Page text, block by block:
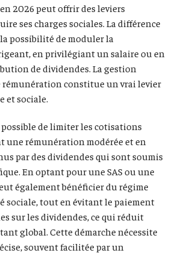
2026 peut offrir des leviers
ses charges sociales. La différence
possibilité de moduler la
en privilégiant un salaire ou en
de dividendes. La gestion
constitue un vrai levier
et sociale.
de limiter les cotisations
une rémunération modérée et en
par des dividendes qui sont soumis
En optant pour une SAS ou une
également bénéficier du régime
sociale, tout en évitant le paiement
sur les dividendes, ce qui réduit
global. Cette démarche nécessite
souvent facilitée par un